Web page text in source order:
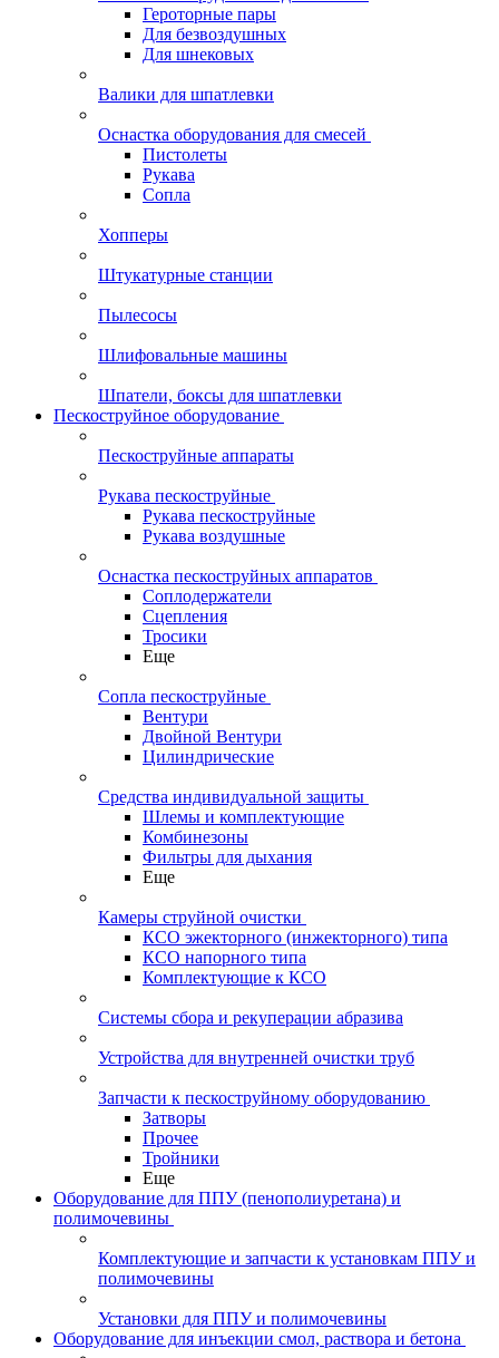
Героторные пары
Для безвоздушных
Для шнековых
Валики для шпатлевки
Оснастка оборудования для смесей
Пистолеты
Рукава
Сопла
Хопперы
Штукатурные станции
Пылесосы
Шлифовальные машины
Шпатели, боксы для шпатлевки
Пескоструйное оборудование
Пескоструйные аппараты
Рукава пескоструйные
Рукава пескоструйные
Рукава воздушные
Оснастка пескоструйных аппаратов
Соплодержатели
Сцепления
Тросики
Еще
Сопла пескоструйные
Вентури
Двойной Вентури
Цилиндрические
Средства индивидуальной защиты
Шлемы и комплектующие
Комбинезоны
Фильтры для дыхания
Еще
Камеры струйной очистки
КСО эжекторного (инжекторного) типа
КСО напорного типа
Комплектующие к КСО
Системы сбора и рекуперации абразива
Устройства для внутренней очистки труб
Запчасти к пескоструйному оборудованию
Затворы
Прочее
Тройники
Еще
Оборудование для ППУ (пенополиуретана) и
полимочевины
Комплектующие и запчасти к установкам ППУ и
полимочевины
Установки для ППУ и полимочевины
Оборудование для инъекции смол, раствора и бетона